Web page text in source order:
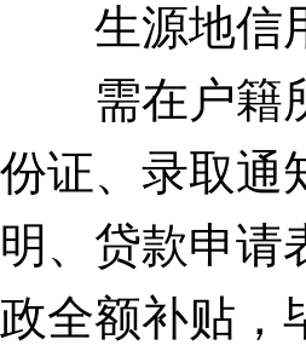
生源地信
需在户籍所
份证、录取通
明、贷款申请
政全额补贴，